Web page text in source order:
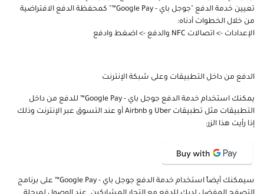
تعيين خدمة الدفع "جوجل باي - Google Pay™" كمحفظة الدفع الافتراضية
من خلال الخطوات أدناه:
الإعدادات -> اتصالات NFC والدفع -> اضغط وادفع
الدفع من داخل التطبيقات وعلى شبكة الإنترنت
يمكنك استخدام خدمة الدفع جوجل باي - Google Pay™ للدفع من داخل
التطبيقات مثل تطبيقات Uber و Airbnb أو عند التسوق عبر الإنترنت وذلك
إذا رأيت هذا الزر:
سيمكنك أيضاً استخدام خدمة الدفع جوجل باي - Google Pay™ على برنامج